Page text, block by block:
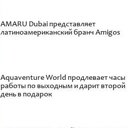
AMARU Dubai представляет
латиноамериканский бранч Amigos
Aquaventure World продлевает часы
работы по выходным и дарит второй
день в подарок